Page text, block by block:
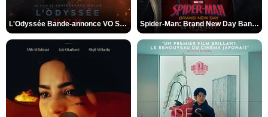
L'Odyssée Bande-annonce VO STFR Spider-Man: Brand New Day Bande-annonce VO STFR